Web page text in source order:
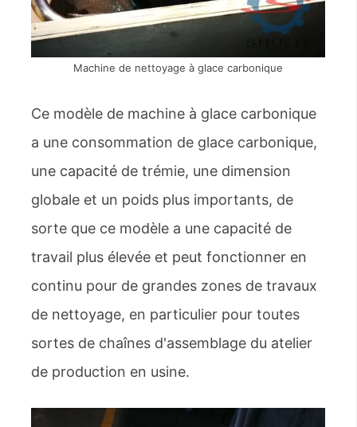
Machine de nettoyage à glace carbonique
Ce modèle de machine à glace carbonique
a une consommation de glace carbonique,
une capacité de trémie, une dimension
globale et un poids plus importants, de
sorte que ce modèle a une capacité de
travail plus élevée et peut fonctionner en
continu pour de grandes zones de travaux
de nettoyage, en particulier pour toutes
sortes de chaînes d'assemblage du atelier
de production en usine.